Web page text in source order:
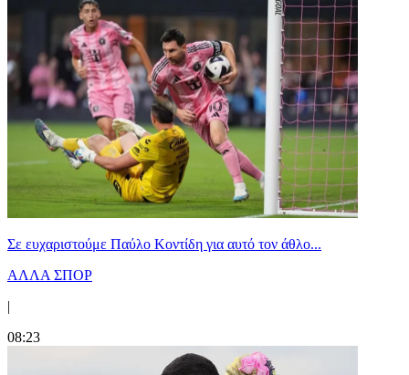
Σε ευχαριστούμε Παύλο Κοντίδη για αυτό τον άθλο...
ΑΛΛΑ ΣΠΟΡ
|
08:23